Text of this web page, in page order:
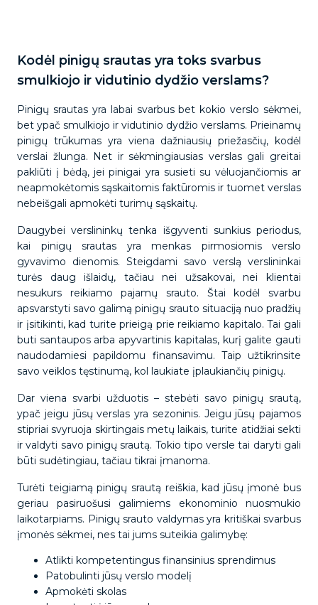
Kodėl pinigų srautas yra toks svarbus
smulkiojo ir vidutinio dydžio verslams?
Pinigų srautas yra labai svarbus bet kokio verslo sėkmei,
bet ypač smulkiojo ir vidutinio dydžio verslams. Prieinamų
pinigų trūkumas yra viena dažniausių priežasčių, kodėl
verslai žlunga. Net ir sėkmingiausias verslas gali greitai
pakliūti į bėdą, jei pinigai yra susieti su vėluojančiomis ar
neapmokėtomis sąskaitomis faktūromis ir tuomet verslas
nebeišgali apmokėti turimų sąskaitų.
Daugybei verslininkų tenka išgyventi sunkius periodus,
kai pinigų srautas yra menkas pirmosiomis verslo
gyvavimo dienomis. Steigdami savo verslą verslininkai
turės daug išlaidų, tačiau nei užsakovai, nei klientai
nesukurs reikiamo pajamų srauto. Štai kodėl svarbu
apsvarstyti savo galimą pinigų srauto situaciją nuo pradžių
ir įsitikinti, kad turite prieigą prie reikiamo kapitalo. Tai gali
buti santaupos arba apyvartinis kapitalas, kurį galite gauti
naudodamiesi papildomu finansavimu. Taip užtikrinsite
savo veiklos tęstinumą, kol laukiate įplaukiančių pinigų.
Dar viena svarbi užduotis – stebėti savo pinigų srautą,
ypač jeigu jūsų verslas yra sezoninis. Jeigu jūsų pajamos
stipriai svyruoja skirtingais metų laikais, turite atidžiai sekti
ir valdyti savo pinigų srautą. Tokio tipo versle tai daryti gali
būti sudėtingiau, tačiau tikrai įmanoma.
Turėti teigiamą pinigų srautą reiškia, kad jūsų įmonė bus
geriau pasiruošusi galimiems ekonominio nuosmukio
laikotarpiams. Pinigų srauto valdymas yra kritiškai svarbus
įmonės sėkmei, nes tai jums suteikia galimybę:
Atlikti kompetentingus finansinius sprendimus
Patobulinti jūsų verslo modelį
Apmokėti skolas